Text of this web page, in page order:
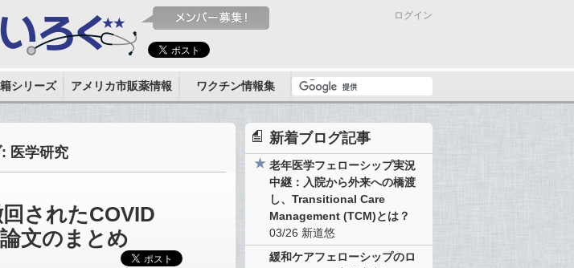
ログイン
シリーズ アメリカ市販薬情報 ワクチン情報集
医学研究
されたCOVID
文のまとめ
新着ブログ記事
老年医学フェローシップ実況
中継：入院から外来への橋渡
し、Transitional Care
Management (TCM)とは？
03/26 新道悠
緩和ケアフェローシップのロ